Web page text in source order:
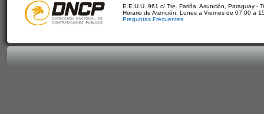
E.E.U.U. 961 c/ Tte. Fariña. Asunción, Paraguay -
Horario de Atención: Lunes a Viernes de 07:00 a
Preguntas Frecuentes